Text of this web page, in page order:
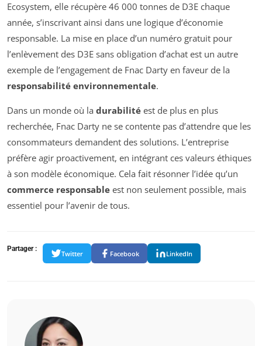
Ecosystem, elle récupère 46 000 tonnes de D3E chaque
année, s’inscrivant ainsi dans une logique d’économie
responsable. La mise en place d’un numéro gratuit pour
l’enlèvement des D3E sans obligation d’achat est un autre
exemple de l’engagement de Fnac Darty en faveur de la
responsabilité environnementale.
Dans un monde où la durabilité est de plus en plus
recherchée, Fnac Darty ne se contente pas d’attendre que les
consommateurs demandent des solutions. L’entreprise
préfère agir proactivement, en intégrant ces valeurs éthiques
à son modèle économique. Cela fait résonner l’idée qu’un
commerce responsable est non seulement possible, mais
essentiel pour l’avenir de tous.
Partager :
Twitter Facebook LinkedIn